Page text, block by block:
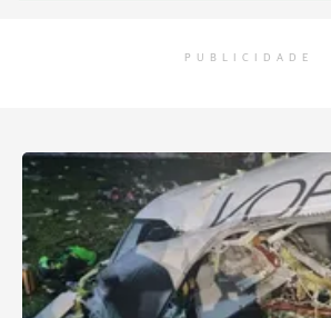
PUBLICIDADE